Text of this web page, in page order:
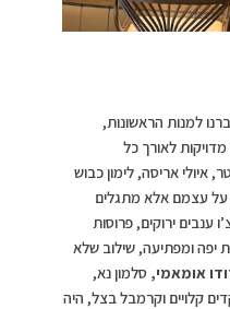
למנות הראשונות,
לאורך כל
איולי אריסה, לימון כבוש
על עצמם אלא מתגלים
ענבים ירוקים, פרוסות
יפה ומפתיעה, שילוב שלא
אומאמי, סלמון נא,
קלויים וקרמבל בצל, היה